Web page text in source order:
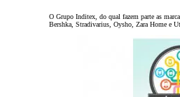
O Grupo Inditex, do qual fazem parte as
Bershka, Stradivarius, Oysho, Zara Home e